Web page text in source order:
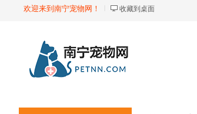
欢迎来到南宁宠物网！ 收藏到桌面